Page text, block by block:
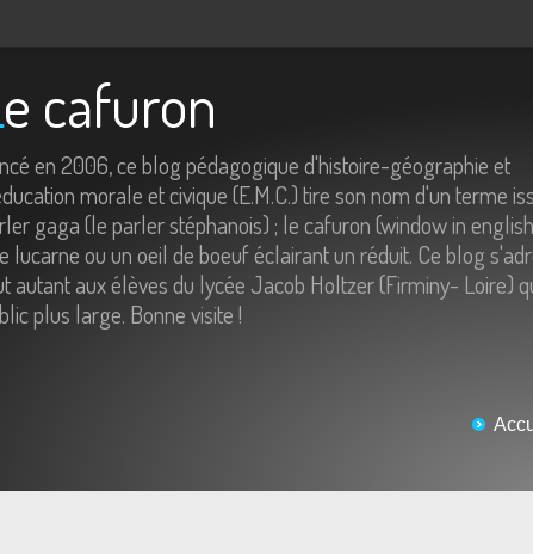
Le cafuron
en 2006, ce blog pédagogique d'histoire-géographie et
morale et civique (E.M.C.) tire son nom d'un terme
gaga (le parler stéphanois) ; le cafuron (window in
lucarne ou un oeil de boeuf éclairant un réduit. Ce blog
autant aux élèves du lycée Jacob Holtzer (Firminy- Loire)
plus large. Bonne visite !